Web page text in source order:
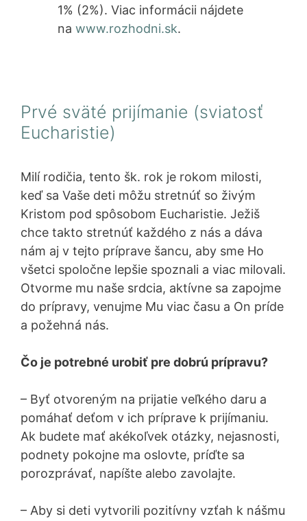
1% (2%). Viac informácii nájdete
na www.rozhodni.sk.
Prvé sväté prijímanie (sviatosť
Eucharistie)
Milí rodičia, tento šk. rok je rokom milosti,
keď sa Vaše deti môžu stretnúť so živým
Kristom pod spôsobom Eucharistie. Ježiš
chce takto stretnúť každého z nás a dáva
nám aj v tejto príprave šancu, aby sme Ho
všetci spoločne lepšie spoznali a viac milovali.
Otvorme mu naše srdcia, aktívne sa zapojme
do prípravy, venujme Mu viac času a On príde
a požehná nás.
Čo je potrebné urobiť pre dobrú prípravu?
– Byť otvoreným na prijatie veľkého daru a
pomáhať deťom v ich príprave k prijímaniu.
Ak budete mať akékoľvek otázky, nejasnosti,
podnety pokojne ma oslovte, príďte sa
porozprávať, napíšte alebo zavolajte.
– Aby si deti vytvorili pozitívny vzťah k nášmu